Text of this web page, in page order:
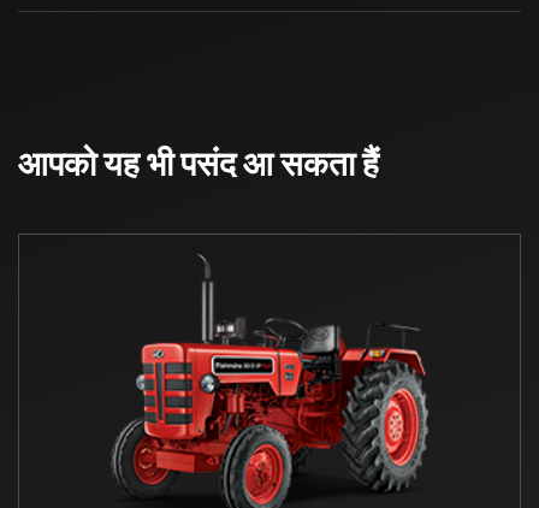
आपको यह भी पसंद आ सकता हैं